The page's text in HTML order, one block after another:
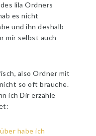
lila Ordners
es nicht
und ihn deshalb
mir selbst auch
also Ordner mit
so oft brauche.
ich Dir erzähle
habe ich